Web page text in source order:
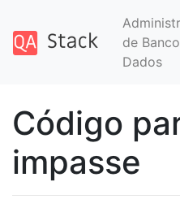
de
Dados
Código
impasse